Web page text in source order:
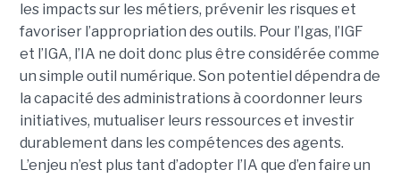
les impacts sur les métiers, prévenir les risques et
favoriser l’appropriation des outils. Pour l’Igas, l’IGF
et l’IGA, l’IA ne doit donc plus être considérée comme
un simple outil numérique. Son potentiel dépendra de
la capacité des administrations à coordonner leurs
initiatives, mutualiser leurs ressources et investir
durablement dans les compétences des agents.
L’enjeu n’est plus tant d’adopter l’IA que d’en faire un